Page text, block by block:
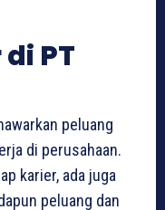
PT
peluang
di perusahaan.
karier, ada juga
peluang dan